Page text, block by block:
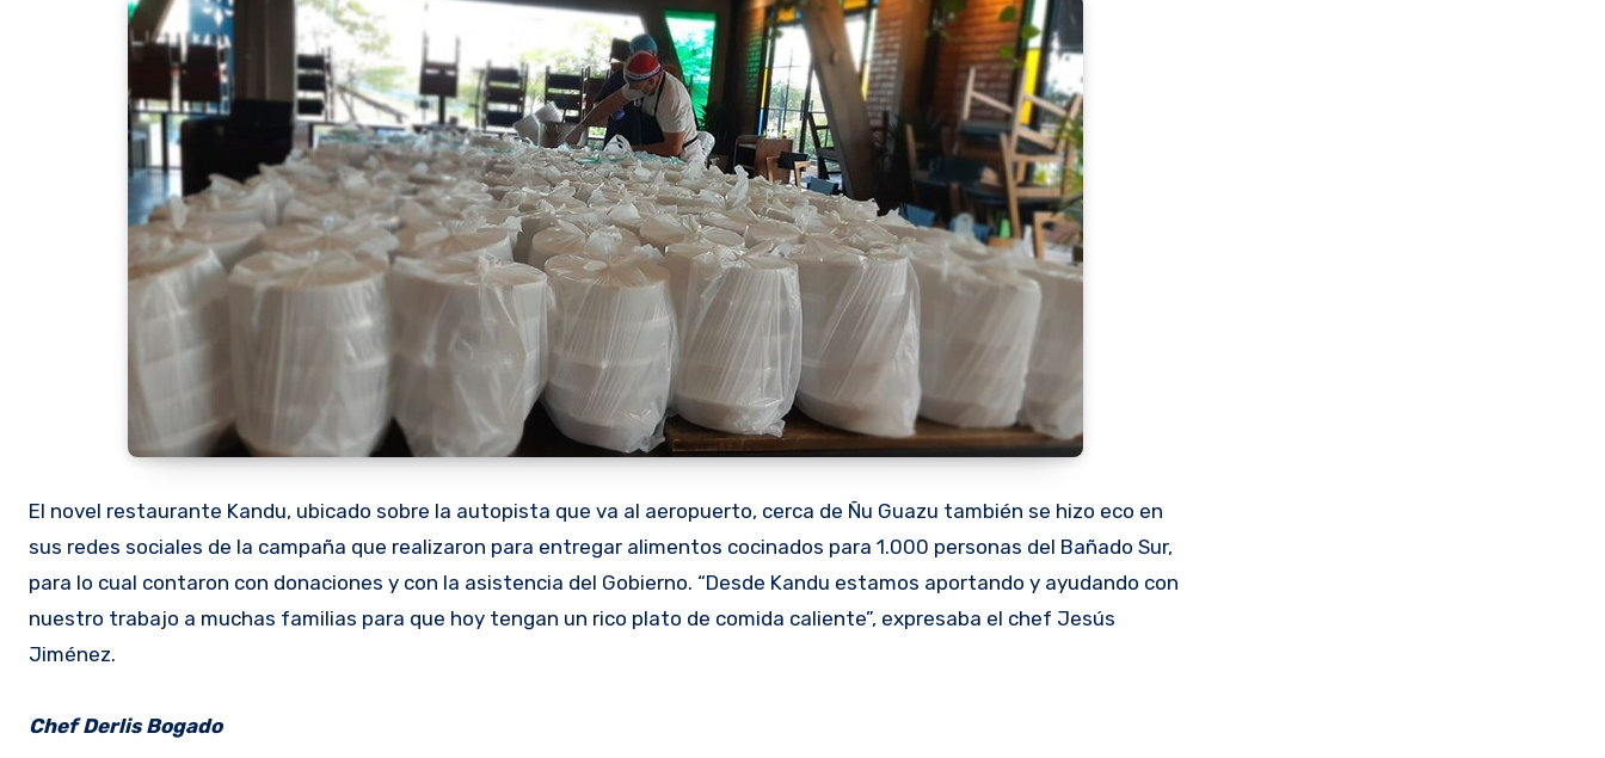
El novel restaurante Kandu, ubicado sobre la autopista que va al aeropuerto, cerca de Ñu Guazu también se hizo eco en
sus redes sociales de la campaña que realizaron para entregar alimentos cocinados para 1.000 personas del Bañado Sur,
para lo cual contaron con donaciones y con la asistencia del Gobierno. “Desde Kandu estamos aportando y ayudando con
nuestro trabajo a muchas familias para que hoy tengan un rico plato de comida caliente”, expresaba el chef Jesús
Jiménez.
Chef Derlis Bogado